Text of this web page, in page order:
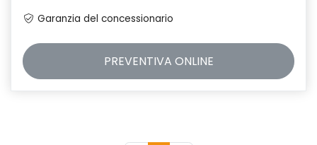
Garanzia del concessionario
PREVENTIVA ONLINE